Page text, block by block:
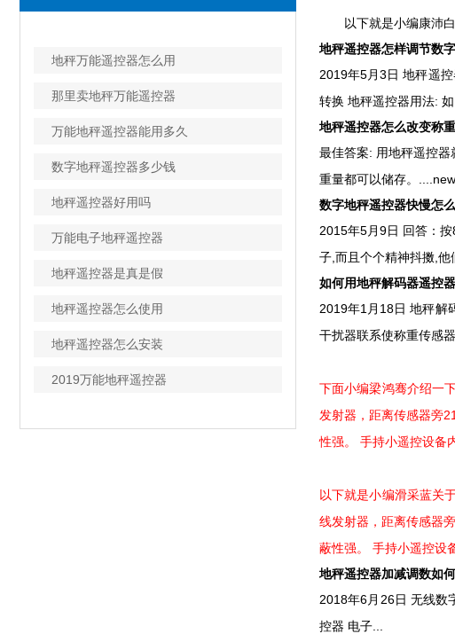
地秤万能遥控器怎么用
那里卖地秤万能遥控器
万能地秤遥控器能用多久
数字地秤遥控器多少钱
地秤遥控器好用吗
万能电子地秤遥控器
地秤遥控器是真是假
地秤遥控器怎么使用
地秤遥控器怎么安装
2019万能地秤遥控器
以下就是小编康沛
地秤遥控器怎样调节数字
2019年5月3日 地秤遥
转换 地秤遥控器用法: 如
地秤遥控器怎么改变称
最佳答案: 用地秤遥控
重量都可以储存。
数字地秤遥控器快慢怎
2015年5月9日 回答：
子,而且个个精神抖擞,他
如何用地秤解码器遥控
2019年1月18日 地秤解
干扰器联系使称重传感器
下面小编梁鸿骞介绍一
发射器，距离传感器旁
性强。 手持小遥控设备
以下就是小编滑采蓝关
线发射器，距离传感器
蔽性强。 手持小遥控设
地秤遥控器加减调数如
2018年6月26日 无线数
控器 电子...